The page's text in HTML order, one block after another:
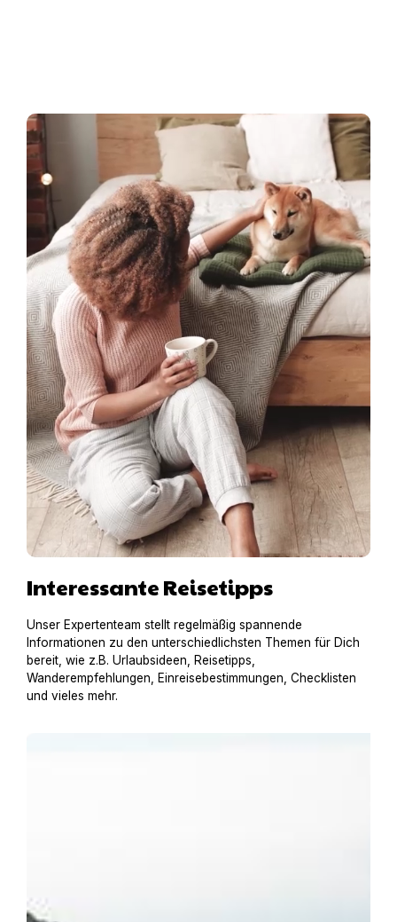
Interessante Reisetipps
Unser Expertenteam stellt regelmäßig spannende
Informationen zu den unterschiedlichsten Themen für Dich
bereit, wie z.B. Urlaubsideen, Reisetipps,
Wanderempfehlungen, Einreisebestimmungen, Checklisten
und vieles mehr.